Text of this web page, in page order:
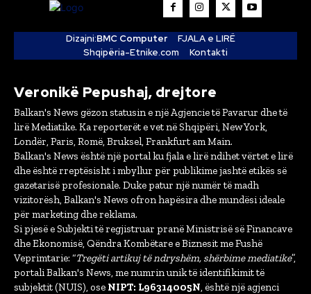
Dizajni:BMC Computer
FJALA e LIRË
Shqipëria-Etnike.com
Kontakti
Veronikë Pepushaj, drejtore
Balkan's News gëzon statusin e një Agjencie të Pavarur dhe të
lirë Mediatike. Ka reporterët e vet në Shqipëri, New York,
Londër, Paris, Romë, Bruksel, Frankfurt am Main.
Balkan's News është një portal ku fjala e lirë ndihet vërtet e lirë
dhe është rreptësisht i mbyllur për publikime jashtë etikës së
gazetarisë profesionale. Duke patur një numër të madh
vizitorësh, Balkan's News ofron hapësira dhe mundësi ideale
për marketing dhe reklama.
Si pjesë e Subjekti të regjistruar pranë Ministrisë së Financave
dhe Ekonomisë, Qëndra Kombëtare e Biznesit me Fushë
Veprimtarie: “Tregëti artikuj të ndryshëm, shërbime mediatike”,
portali Balkan's News, me numrin unik të identifikimit të
subjektit (NUIS), ose NIPT: L96314005N, është një agjenci